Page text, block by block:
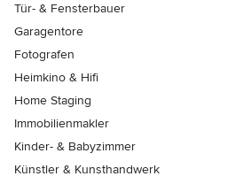
Tür- & Fensterbauer
Garagentore
Fotografen
Heimkino & Hifi
Home Staging
Immobilienmakler
Kinder- & Babyzimmer
Künstler & Kunsthandwerk